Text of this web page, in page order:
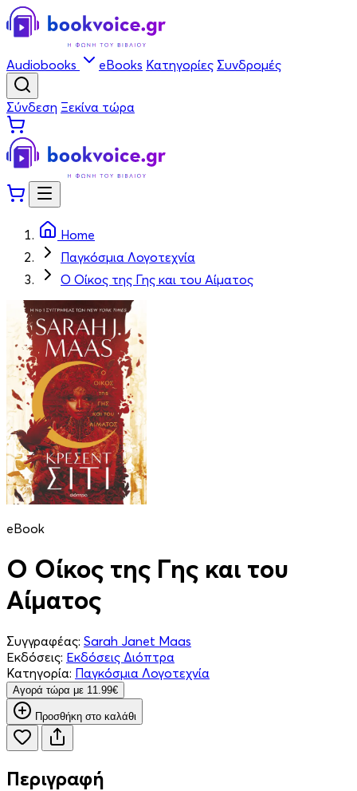
Audiobooks eBooks Κατηγορίες Συνδρομές
Σύνδεση Ξεκίνα τώρα
Home
Παγκόσμια Λογοτεχνία
Ο Οίκος της Γης και του Αίματος
eBook
Ο Οίκος της Γης και του
Αίματος
Συγγραφέας: Sarah Janet Maas
Εκδόσεις: Εκδόσεις Διόπτρα
Κατηγορία: Παγκόσμια Λογοτεχνία
Aγορά τώρα με 11.99€
Προσθήκη στο καλάθι
Περιγραφή